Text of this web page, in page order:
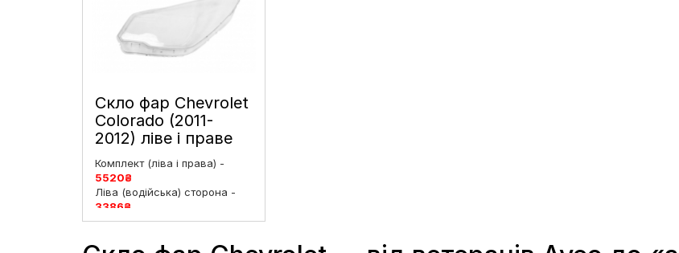
Скло фар Chevrolet
Colorado (2011-
2012) ліве і праве
Комплект (ліва і права) -
5520₴
Ліва (водійська) сторона -
3386₴
Права (пасажирська)